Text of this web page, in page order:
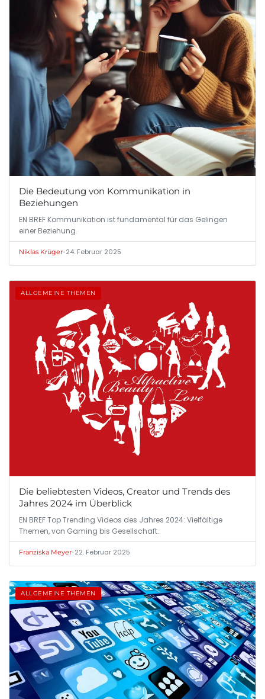
Die Bedeutung von Kommunikation in
Beziehungen
EN BREF Kommunikation ist fundamental für das Gelingen
einer Beziehung.
Niklas Krüger•24. Februar 2025
ALLGEMEINE THEMEN
Die beliebtesten Videos, Creator und Trends des
Jahres 2024 im Überblick
EN BREF Top Trending Videos des Jahres 2024: Vielfältige
Themen, von Gaming bis Gesellschaft.
Franziska Meyer•22. Februar 2025
ALLGEMEINE THEMEN